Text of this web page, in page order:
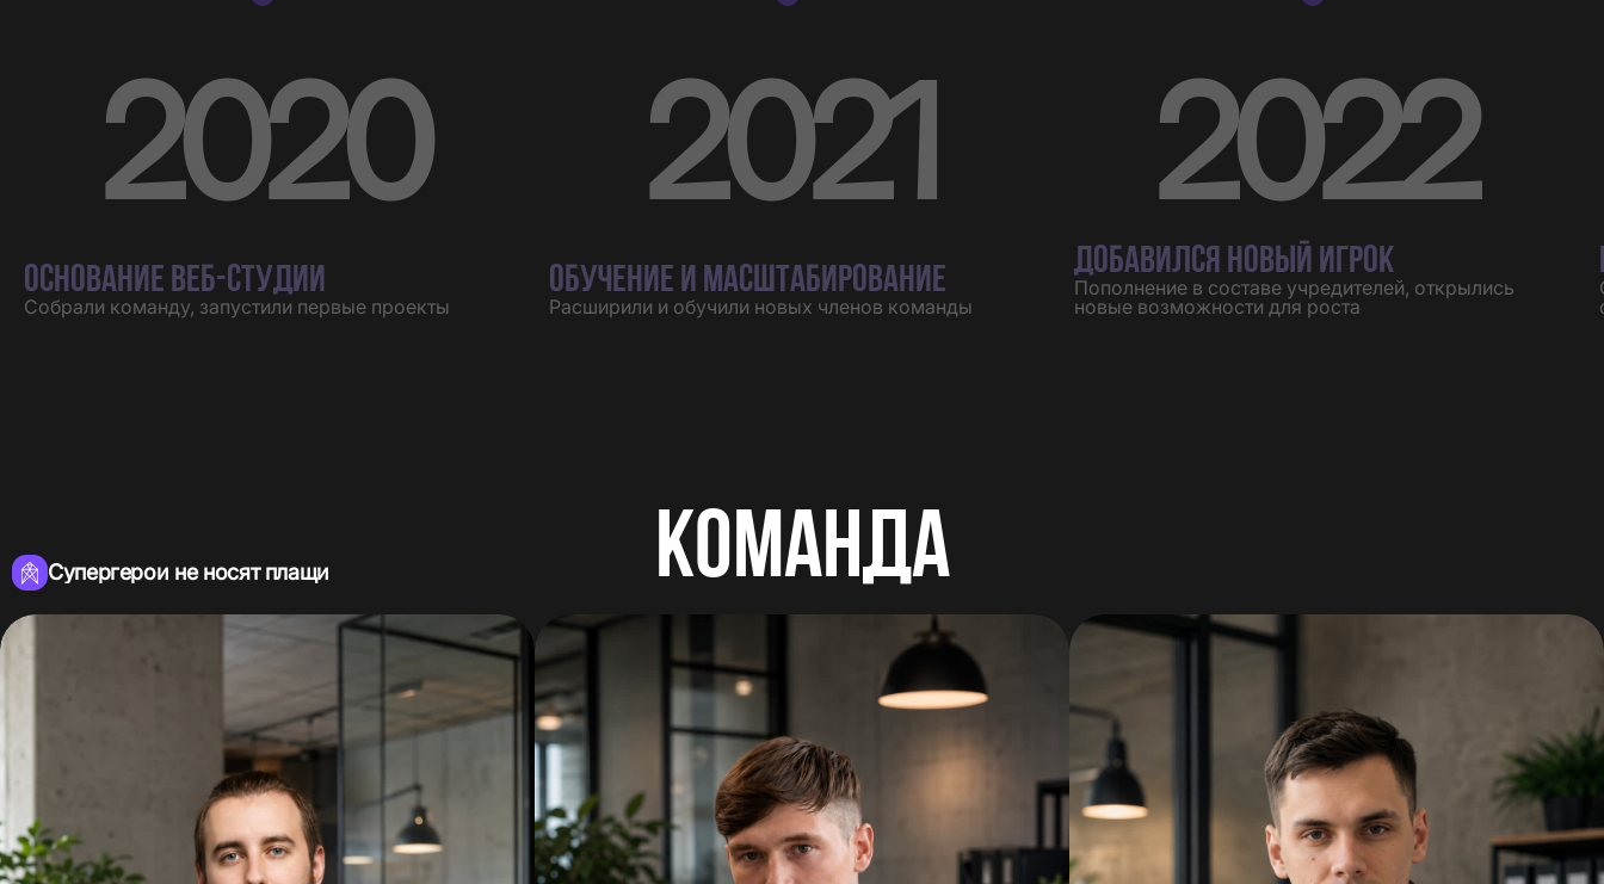
2020
ОСНОВАНИЕ ВЕБ-СТУДИИ
Собрали команду, запустили первые проекты
2021
ОБУЧЕНИЕ И МАСШТАБИРОВАНИЕ
Расширили и обучили новых членов команды
2022
ДОБАВИЛСЯ НОВЫЙ ИГРОК
Пополнение в составе учредителей, открылись
новые возможности для роста
Супергерои не носят плащи КОМАНДА